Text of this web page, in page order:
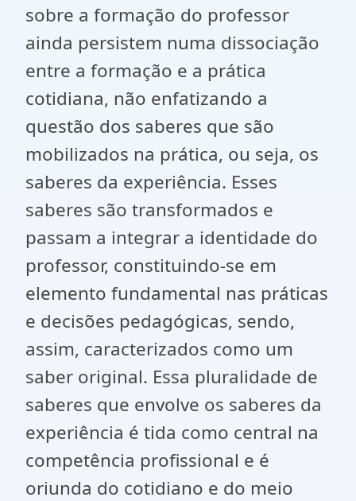
sobre a formação do professor
ainda persistem numa dissociação
entre a formação e a prática
cotidiana, não enfatizando a
questão dos saberes que são
mobilizados na prática, ou seja, os
saberes da experiência. Esses
saberes são transformados e
passam a integrar a identidade do
professor, constituindo-se em
elemento fundamental nas práticas
e decisões pedagógicas, sendo,
assim, caracterizados como um
saber original. Essa pluralidade de
saberes que envolve os saberes da
experiência é tida como central na
competência profissional e é
oriunda do cotidiano e do meio